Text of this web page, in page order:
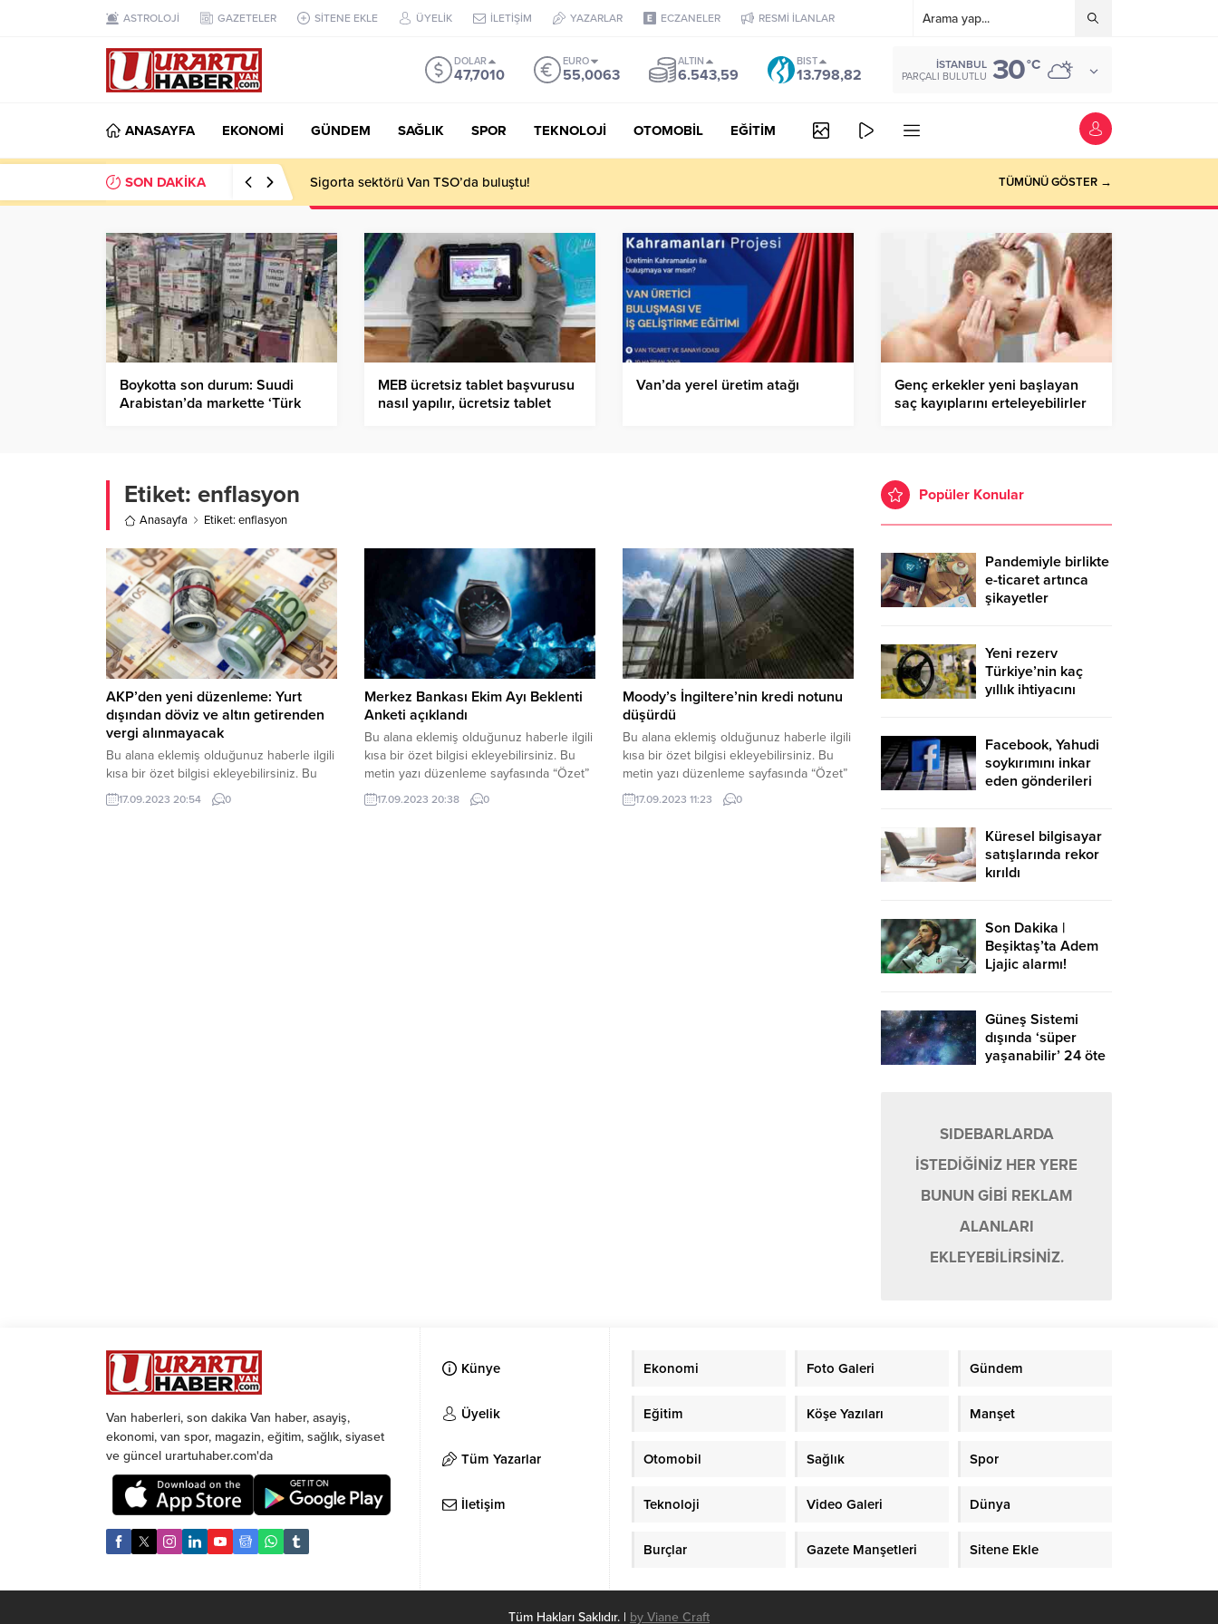
ASTROLOJİ GAZETELER SİTENE EKLE ÜYELİK İLETİŞİM YAZARLAR ECZANELER RESMİ İLANLAR
DOLAR
47,7010
EURO
55,0063
ALTIN
6.543,59
BIST
13.798,82
İSTANBUL
PARÇALI BULUTLU 30°C
ANASAYFA EKONOMİ GÜNDEM SAĞLIK SPOR TEKNOLOJİ OTOMOBİL EĞİTİM
SON DAKİKA Sigorta sektörü Van TSO’da buluştu! TÜMÜNÜ GÖSTER →
Boykotta son durum: Suudi
Arabistan’da markette ‘Türk
MEB ücretsiz tablet başvurusu
nasıl yapılır, ücretsiz tablet
Van’da yerel üretim atağı
Genç erkekler yeni başlayan
saç kayıplarını erteleyebilirler
Etiket: enflasyon
Anasayfa Etiket: enflasyon
AKP’den yeni düzenleme: Yurt
dışından döviz ve altın getirenden
vergi alınmayacak
Bu alana eklemiş olduğunuz haberle ilgili
kısa bir özet bilgisi ekleyebilirsiniz. Bu
metin yazı düzenleme sayfasında “Özet”
bölümünden eklenebilir. Özet
17.09.2023 20:54 0
Merkez Bankası Ekim Ayı Beklenti
Anketi açıklandı
Bu alana eklemiş olduğunuz haberle ilgili
kısa bir özet bilgisi ekleyebilirsiniz. Bu
metin yazı düzenleme sayfasında “Özet”
bölümünden eklenebilir. Özet
eklenmişse başlık altında kalın olarak bu
17.09.2023 20:38 0
Moody’s İngiltere’nin kredi notunu
düşürdü
Bu alana eklemiş olduğunuz haberle ilgili
kısa bir özet bilgisi ekleyebilirsiniz. Bu
metin yazı düzenleme sayfasında “Özet”
bölümünden eklenebilir. Özet
eklenmişse başlık altında kalın olarak bu
17.09.2023 11:23 0
Popüler Konular
Pandemiyle birlikte
e-ticaret artınca
şikayetler
Yeni rezerv
Türkiye’nin kaç
yıllık ihtiyacını
Facebook, Yahudi
soykırımını inkar
eden gönderileri
Küresel bilgisayar
satışlarında rekor
kırıldı
Son Dakika |
Beşiktaş’ta Adem
Ljajic alarmı!
Güneş Sistemi
dışında ‘süper
yaşanabilir’ 24 öte
SIDEBARLARDA
İSTEDİĞİNİZ HER YERE
BUNUN GİBİ REKLAM
ALANLARI
EKLEYEBİLİRSİNİZ.
Van haberleri, son dakika Van haber, asayiş,
ekonomi, van spor, magazin, eğitim, sağlık, siyaset
ve güncel urartuhaber.com'da
Künye
Üyelik
Tüm Yazarlar
İletişim
Ekonomi Foto Galeri Gündem
Eğitim Köşe Yazıları Manşet
Otomobil Sağlık Spor
Teknoloji Video Galeri Dünya
Burçlar Gazete Manşetleri Sitene Ekle
Tüm Hakları Saklıdır. | by Viane Craft